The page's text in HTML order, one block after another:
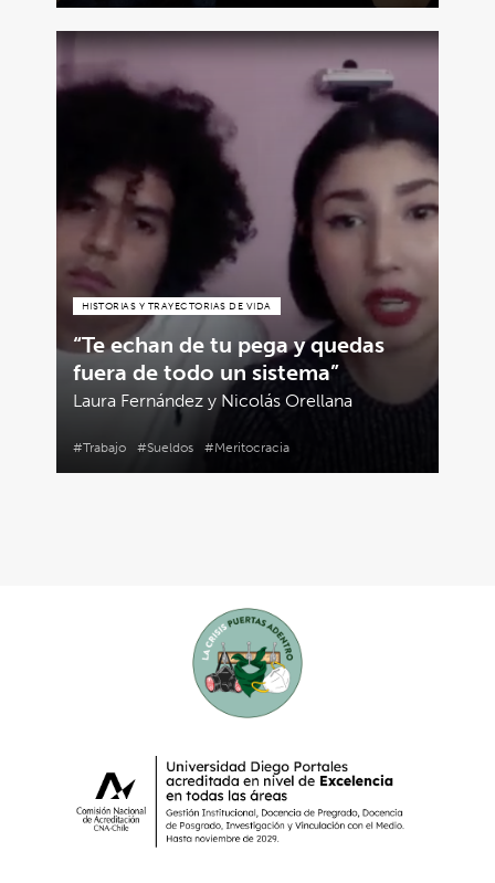
HISTORIAS Y TRAYECTORIAS DE VIDA
“Te echan de tu pega y quedas
fuera de todo un sistema”
Laura Fernández y Nicolás Orellana
#Trabajo #Sueldos #Meritocracia